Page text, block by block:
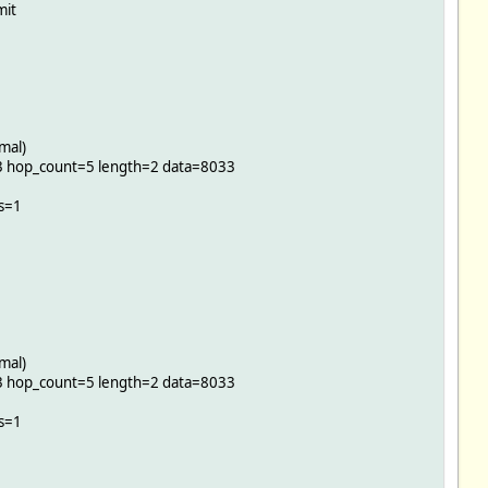
hop_count=5 length=2 data=8033
hop_count=5 length=2 data=8033